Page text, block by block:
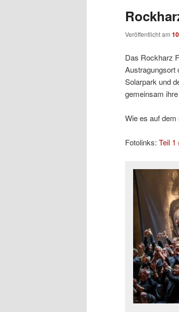
Veröffentlicht am
Das Rockharz
Austragungsort
Solarpark und
gemeinsam
Wie es auf
Fotolinks: Teil 1